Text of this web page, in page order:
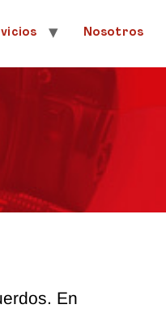
Nosotros
En